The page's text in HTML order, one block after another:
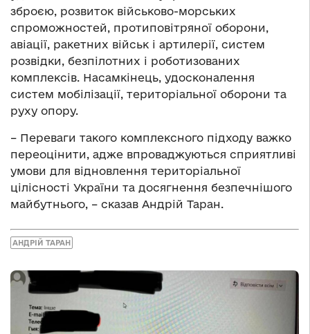
зброєю, розвиток військово-морських
спроможностей, протиповітряної оборони,
авіації, ракетних військ і артилерії, систем
розвідки, безпілотних і роботизованих
комплексів. Насамкінець, удосконалення
систем мобілізації, територіальної оборони та
руху опору.
– Переваги такого комплексного підходу важко
переоцінити, адже впроваджуються сприятливі
умови для відновлення територіальної
цілісності України та досягнення безпечнішого
майбутнього, – сказав Андрій Таран.
АНДРІЙ ТАРАН